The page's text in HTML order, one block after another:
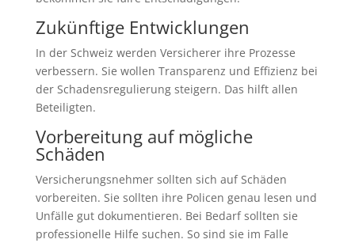
Zukünftige Entwicklungen
In der Schweiz werden Versicherer ihre Prozesse
verbessern. Sie wollen Transparenz und Effizienz bei
der Schadensregulierung steigern. Das hilft allen
Beteiligten.
Vorbereitung auf mögliche
Schäden
Versicherungsnehmer sollten sich auf Schäden
vorbereiten. Sie sollten ihre Policen genau lesen und
Unfälle gut dokumentieren. Bei Bedarf sollten sie
professionelle Hilfe suchen. So sind sie im Falle